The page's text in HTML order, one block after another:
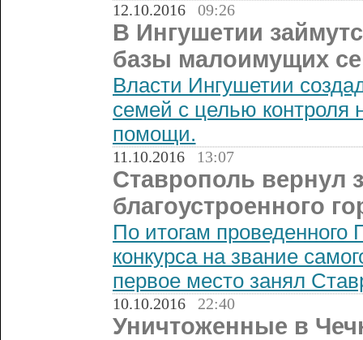
12.10.2016 09:26
В Ингушетии
базы малоимущих
Власти Ингушетии
семей с целью контроля
помощи.
11.10.2016 13:07
Ставрополь вернул
благоустроенного
По итогам проведенного
конкурса на звание
первое место занял
10.10.2016 22:40
Уничтоженные в